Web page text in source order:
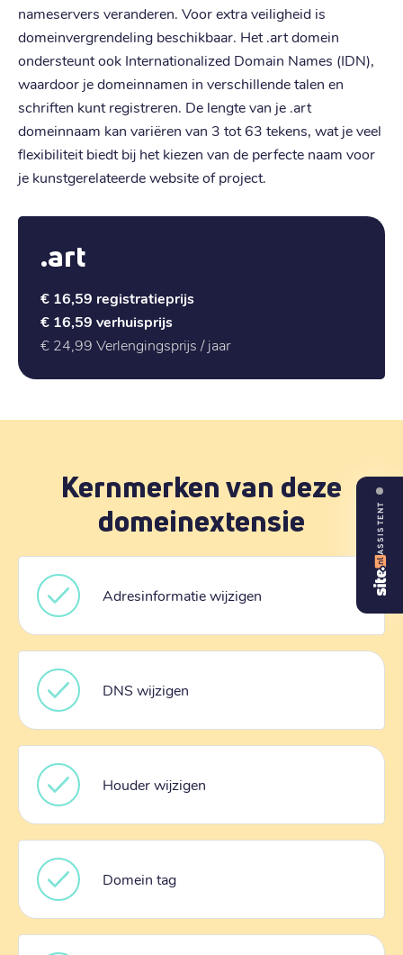
nameservers veranderen. Voor extra veiligheid is
domeinvergrendeling beschikbaar. Het .art domein
ondersteunt ook Internationalized Domain Names (IDN),
waardoor je domeinnamen in verschillende talen en
schriften kunt registreren. De lengte van je .art
domeinnaam kan variëren van 3 tot 63 tekens, wat je veel
flexibiliteit biedt bij het kiezen van de perfecte naam voor
je kunstgerelateerde website of project.
.art
€ 16,59 registratieprijs
€ 16,59 verhuisprijs
€ 24,99 Verlengingsprijs / jaar
Kernmerken van deze
domeinextensie
Adresinformatie wijzigen
DNS wijzigen
Houder wijzigen
Domein tag
ASSISTENT